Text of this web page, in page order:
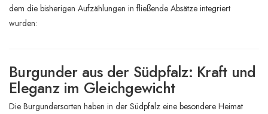
dem die bisherigen Aufzählungen in fließende Absätze integriert
wurden:
Burgunder aus der Südpfalz: Kraft und
Eleganz im Gleichgewicht
Die Burgundersorten haben in der Südpfalz eine besondere Heimat